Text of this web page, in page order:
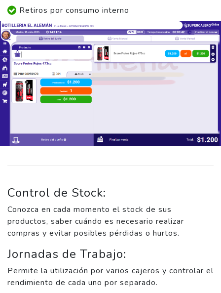
Retiros por consumo interno
Control de Stock:
Conozca en cada momento el stock de sus
productos, saber cuándo es necesario realizar
compras y evitar posibles pérdidas o hurtos.
Jornadas de Trabajo:
Permite la utilización por varios cajeros y controlar el
rendimiento de cada uno por separado.